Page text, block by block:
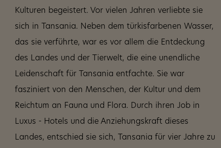
Kulturen begeistert. Vor vielen Jahren verliebte sie
sich in Tansania. Neben dem türkisfarbenen Wasser,
das sie verführte, war es vor allem die Entdeckung
des Landes und der Tierwelt, die eine unendliche
Leidenschaft für Tansania entfachte. Sie war
fasziniert von den Menschen, der Kultur und dem
Reichtum an Fauna und Flora. Durch ihren Job in
Luxus - Hotels und die Anziehungskraft dieses
Landes, entschied sie sich, Tansania für vier Jahre zu